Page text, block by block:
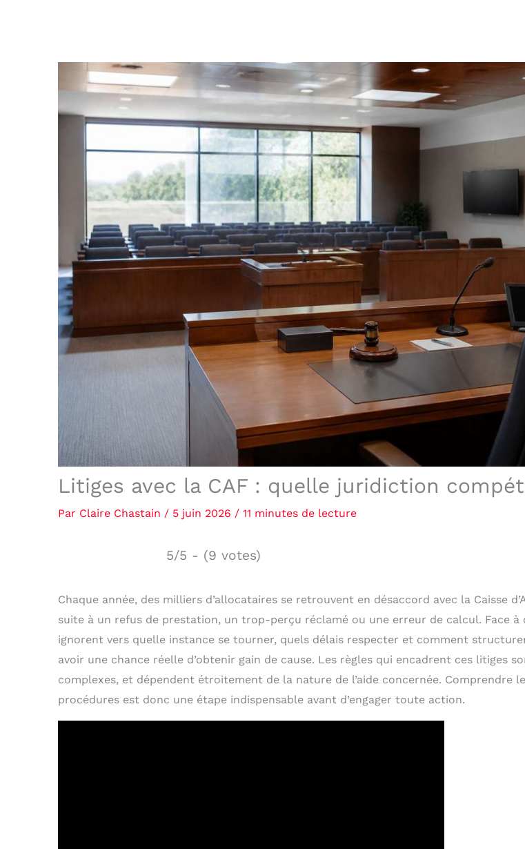
Litiges avec la CAF : quelle juridiction
Par Claire Chastain / 5 juin 2026 / 11 minutes de lecture
5/5 - (9 votes)
Chaque année, des milliers d’allocataires se retrouvent en désaccord avec la Caisse
suite à un refus de prestation, un trop-perçu réclamé ou une erreur de calcul. Face à
ignorent vers quelle instance se tourner, quels délais respecter et comment
avoir une chance réelle d’obtenir gain de cause. Les règles qui encadrent ces litiges
complexes, et dépendent étroitement de la nature de l’aide concernée. Comprendre
procédures est donc une étape indispensable avant d’engager toute action.